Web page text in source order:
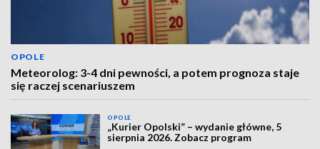
OPOLE
Meteorolog: 3-4 dni pewności, a potem prognoza staje
się raczej scenariuszem
OPOLE
„Kurier Opolski” – wydanie główne, 5
sierpnia 2026. Zobacz program